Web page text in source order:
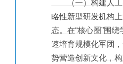
（一）构建人工
略性新型研发机构
态。在“核心圈”围
速培育规模化军团
势营造创新文化，